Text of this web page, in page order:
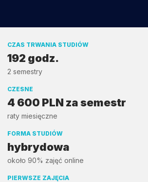
CZAS TRWANIA STUDIÓW
192 godz.
2 semestry
CZESNE
4 600 PLN za semestr
raty miesięczne
FORMA STUDIÓW
hybrydowa
około 90% zajęć online
PIERWSZE ZAJĘCIA